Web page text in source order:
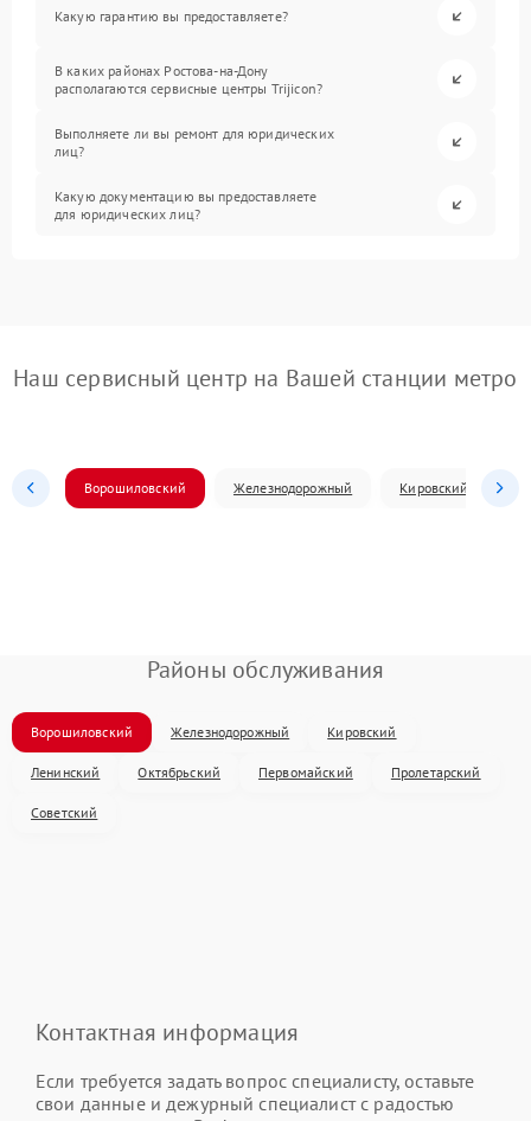
Какую гарантию вы предоставляете?
В каких районах Ростова-на-Дону
располагаются сервисные центры Trijicon?
Выполняете ли вы ремонт для юридических
лиц?
Какую документацию вы предоставляете
для юридических лиц?
Наш сервисный центр на Вашей станции метро
Ворошиловский Железнодорожный Кировский
Районы обслуживания
Ворошиловский Железнодорожный Кировский
Ленинский Октябрьский Первомайский Пролетарский
Советский
Контактная информация
Если требуется задать вопрос специалисту, оставьте
свои данные и дежурный специалист с радостью